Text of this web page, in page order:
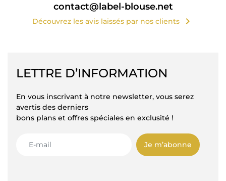
contact@label-blouse.net
Découvrez les avis laissés par nos clients chevron_right
LETTRE D’INFORMATION
En vous inscrivant à notre newsletter, vous serez
avertis des derniers
bons plans et offres spéciales en exclusité !
Je m’abonne